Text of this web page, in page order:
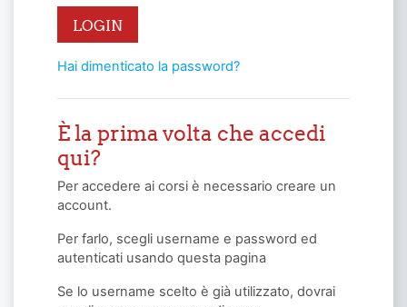
LOGIN
Hai dimenticato la password?
È la prima volta che accedi
qui?
Per accedere ai corsi è necessario creare un
account.
Per farlo, scegli username e password ed
autenticati usando questa pagina
Se lo username scelto è già utilizzato, dovrai